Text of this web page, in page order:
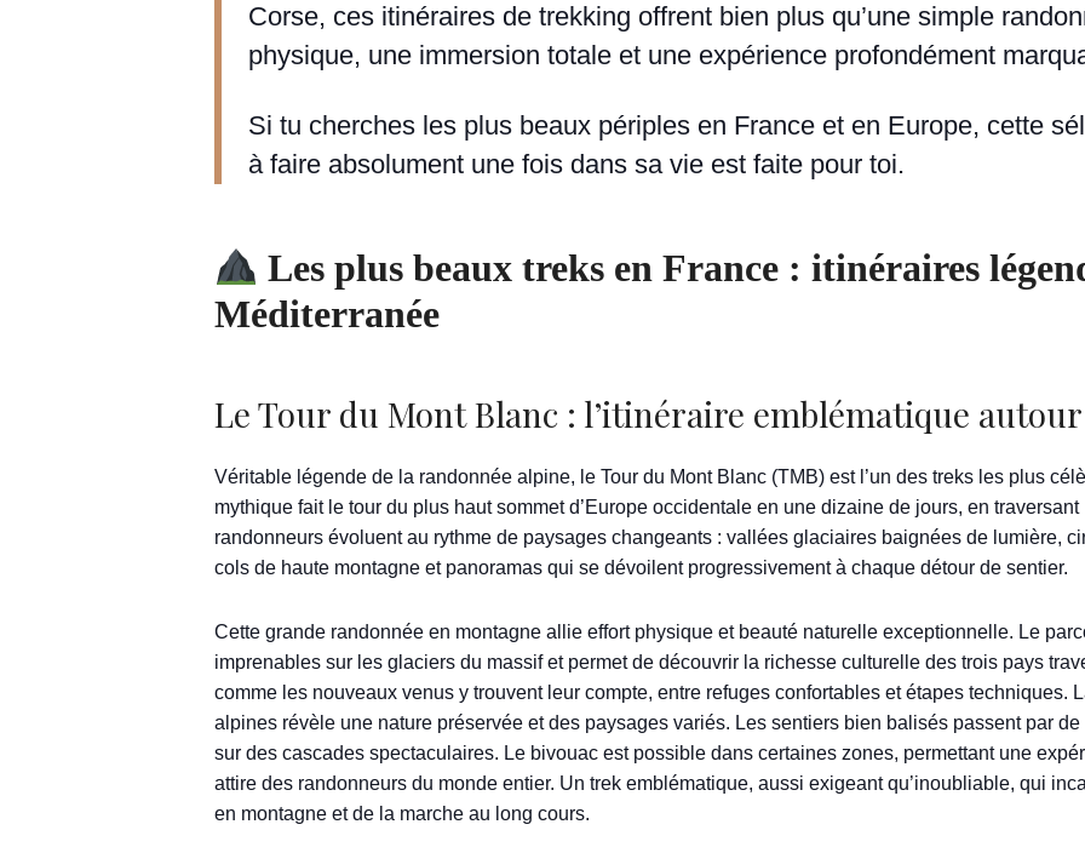
Corse, ces itinéraires de trekking offrent bien plus qu’une simple
physique, une immersion totale et une expérience profondément
Si tu cherches les plus beaux périples en France et en Europe, cette
à faire absolument une fois dans sa vie est faite pour toi.
Les plus beaux treks en France : itinéraires
Méditerranée
Le Tour du Mont Blanc : l’itinéraire emblématique
Véritable légende de la randonnée alpine, le Tour du Mont Blanc (TMB) est l’un des treks les plus
mythique fait le tour du plus haut sommet d’Europe occidentale en une dizaine de jours, en
randonneurs évoluent au rythme de paysages changeants : vallées glaciaires baignées de lumière,
cols de haute montagne et panoramas qui se dévoilent progressivement à chaque détour de sentier.
Cette grande randonnée en montagne allie effort physique et beauté naturelle exceptionnelle. Le
imprenables sur les glaciers du massif et permet de découvrir la richesse culturelle des trois pays
comme les nouveaux venus y trouvent leur compte, entre refuges confortables et étapes techniques.
alpines révèle une nature préservée et des paysages variés. Les sentiers bien balisés passent par
sur des cascades spectaculaires. Le bivouac est possible dans certaines zones, permettant une
attire des randonneurs du monde entier. Un trek emblématique, aussi exigeant qu’inoubliable, qui
en montagne et de la marche au long cours.